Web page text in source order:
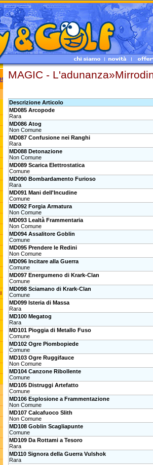
MAGIC -
Descrizione Articolo
MD085 Arcopode
Rara
MD086 Atog
Non Comune
MD087 Confusione nei Ranghi
Rara
MD088 Detonazione
Non Comune
MD089 Scarica Elettrostatica
Comune
MD090 Bombardamento Furioso
Rara
MD091 Mani dell'Incudine
Comune
MD092 Forgia Armatura
Non Comune
MD093 Lealtà Frammentaria
Non Comune
MD094 Assalitore Goblin
Comune
MD095 Prendere le Redini
Non Comune
MD096 Incitare alla Guerra
Comune
MD097 Energumeno di Krark-Clan
Comune
MD098 Sciamano di Krark-Clan
Comune
MD099 Isteria di Massa
Rara
MD100 Megatog
Rara
MD101 Pioggia di Metallo Fuso
Comune
MD102 Ogre Piombopiede
Comune
MD103 Ogre Ruggifauce
Non Comune
MD104 Canzone Ribollente
Comune
MD105 Distruggi Artefatto
Comune
MD106 Esplosione a Frammentazione
Non Comune
MD107 Calcafuoco Slith
Non Comune
MD108 Goblin Scagliapunte
Comune
MD109 Da Rottami a Tesoro
Rara
MD110 Signora della Guerra Vulshok
Rara